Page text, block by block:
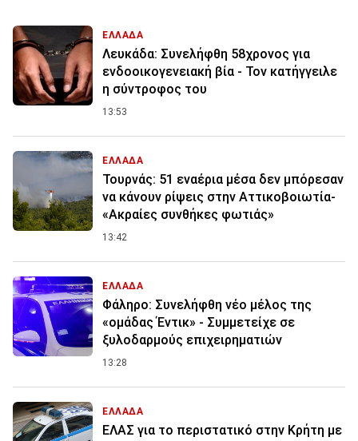
ΕΛΛΑΔΑ
Λευκάδα: Συνελήφθη 58χρονος για
ενδοοικογενειακή βία - Τον κατήγγειλε
η σύντροφος του
13:53
ΕΛΛΑΔΑ
Τουρνάς: 51 εναέρια μέσα δεν μπόρεσαν
να κάνουν ρίψεις στην Αττικοβοιωτία-
«Ακραίες συνθήκες φωτιάς»
13:42
ΕΛΛΑΔΑ
Φάληρο: Συνελήφθη νέο μέλος της
«ομάδας Έντικ» - Συμμετείχε σε
ξυλοδαρμούς επιχειρηματιών
13:28
ΕΛΛΑΔΑ
ΕΛΑΣ για το περιστατικό στην Κρήτη με